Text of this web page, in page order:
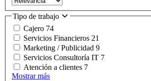
Tipo de trabajo
Cajero 74
Servicios Financieros 21
Marketing / Publicidad 9
Servicios Consultoría IT 7
Atención a clientes 7
Mostrar más